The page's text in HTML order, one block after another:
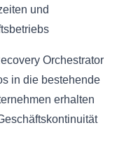
und
Orchestrator
in die bestehende
erhalten